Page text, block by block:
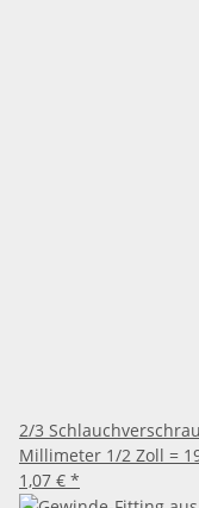
2/3
Millimeter 1/2 Zoll =
1,07 € *